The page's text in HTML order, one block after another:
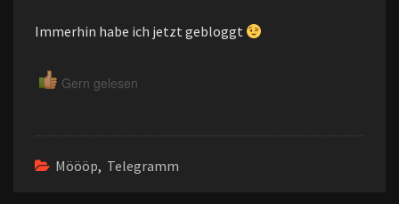
Immerhin habe ich jetzt gebloggt
Gern gelesen
Möööp, Telegramm